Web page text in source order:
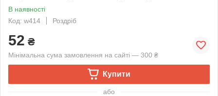
В наявності
Код: w414
Роздріб
52 ₴
Мінімальна сума замовлення на сайті — 300 ₴
Купити
або